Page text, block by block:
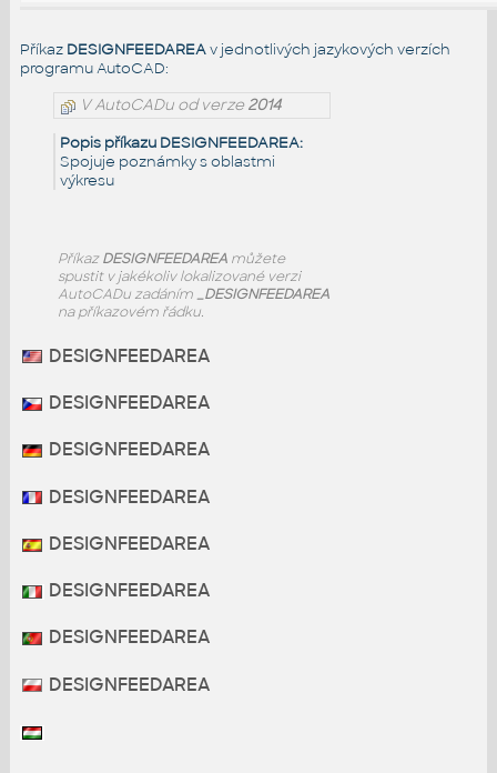
Příkaz DESIGNFEEDAREAv jednotlivých jazykových verzích
programu AutoCAD:
V AutoCADu od verze2014
Popis příkazu DESIGNFEEDAREA:
Spojuje poznámky s oblastmi
výkresu
PříkazDESIGNFEEDAREAmůžete
spustit v jakékoliv lokalizované verzi
AutoCADu zadáním _DESIGNFEEDAREA
na příkazovém řádku.
DESIGNFEEDAREA
DESIGNFEEDAREA
DESIGNFEEDAREA
DESIGNFEEDAREA
DESIGNFEEDAREA
DESIGNFEEDAREA
DESIGNFEEDAREA
DESIGNFEEDAREA